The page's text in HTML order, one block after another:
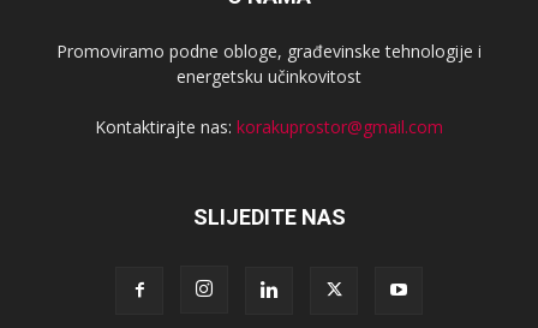
Promoviramo podne obloge, građevinske tehnologije i
energetsku učinkovitost
Kontaktirajte nas: korakuprostor@gmail.com
SLIJEDITE NAS